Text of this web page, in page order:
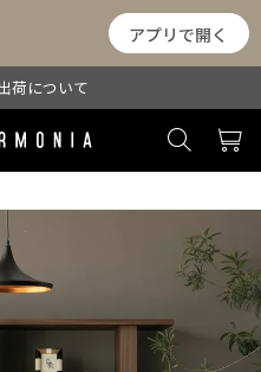
アプリで開く
荷について